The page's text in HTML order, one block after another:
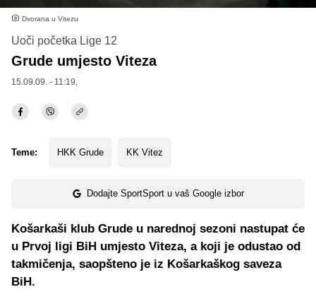
Dvorana u Vitezu
Uoči početka Lige 12
Grude umjesto Viteza
15.09.09. - 11:19,
Teme: HKK Grude KK Vitez
Dodajte SportSport u vaš Google izbor
Košarkaši klub Grude u narednoj sezoni nastupat će
u Prvoj ligi BiH umjesto Viteza, a koji je odustao od
takmičenja, saopšteno je iz Košarkaškog saveza
BiH.